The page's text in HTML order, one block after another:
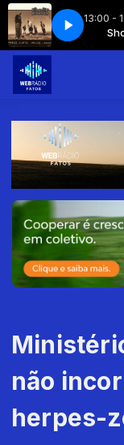
13:00 -
Show
Daqui
não
herpes-